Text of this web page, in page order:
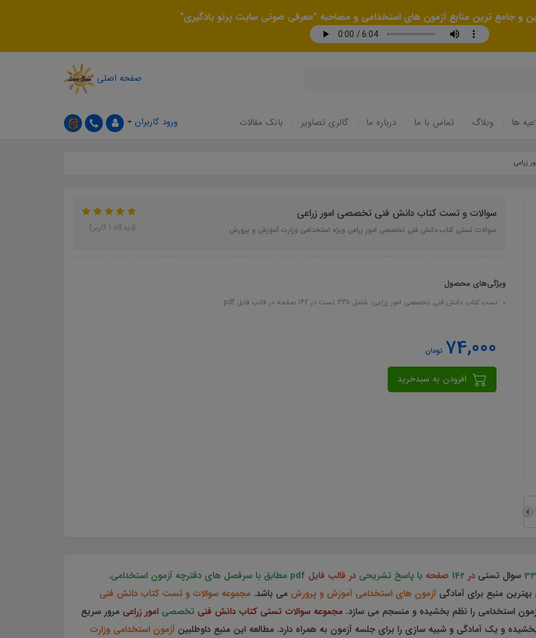
و جامع ترین منابع آزمون های استخدامی و مصاحبه "معرفی صوتی سایت پرتو یادگیری"
صفحه اصلی
ها وبلاگ تماس با ما درباره ما گالری تصاویر بانک مقالات ورود کاربران
زراعی
سوالات و تست کتاب دانش فنی تخصصی امور زراعی
سوالات تستی کتاب دانش فنی تخصصی امور زراعی ویژه استخدامی وزارت آموزش و پرورش (دیدگاه 1 کاربر)
ویژگی‌های محصول
تست کتاب دانش فنی تخصصی امور زراعی: شامل 338 تست در 142 صفحه در قالب فایل pdf
74,000 تومان
سوال تستی در 142 صفحه با پاسخ تشریحی در قالب فایل pdf مطابق با سرفصل های دفترچه آزمون استخدامی
.
بهترین منبع برای آمادگی آزمون های استخدامی آموزش و پرورش می باشد. مجموعه سوالات و تست کتاب دانش فنی
استخدامی را نظم بخشیده و منسجم می سازد. مجموعه سوالات تستی کتاب دانش فنی تخصصی امور زراعی مرور سریع
و یک آمادگی و شبیه سازی را برای جلسه آزمون به همراه دارد. مطالعه این منبع داوطلبین آزمون استخدامی وزارت